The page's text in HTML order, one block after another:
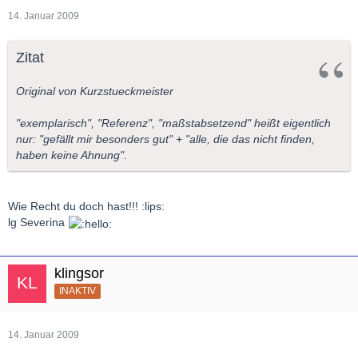
14. Januar 2009
Zitat
Original von Kurzstueckmeister
"exemplarisch", "Referenz", "maßstabsetzend" heißt eigentlich
nur: "gefällt mir besonders gut" + "alle, die das nicht finden,
haben keine Ahnung".
Wie Recht du doch hast!!! :lips:
lg Severina
klingsor
INAKTIV
14. Januar 2009